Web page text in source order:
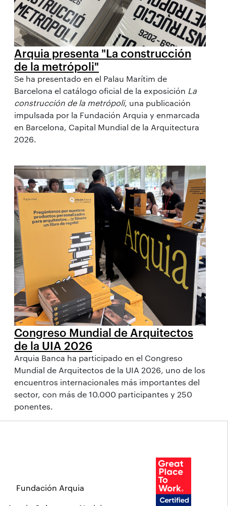
Arquia presenta "La construcción
de la metrópoli"
Se ha presentado en el Palau Marítim de
Barcelona el catálogo oficial de la exposición La
construcción de la metrópoli, una publicación
impulsada por la Fundación Arquia y enmarcada
en Barcelona, Capital Mundial de la Arquitectura
2026.
Congreso Mundial de Arquitectos
de la UIA 2026
Arquia Banca ha participado en el Congreso
Mundial de Arquitectos de la UIA 2026, uno de los
encuentros internacionales más importantes del
sector, con más de 10.000 participantes y 250
ponentes.
Fundación Arquia